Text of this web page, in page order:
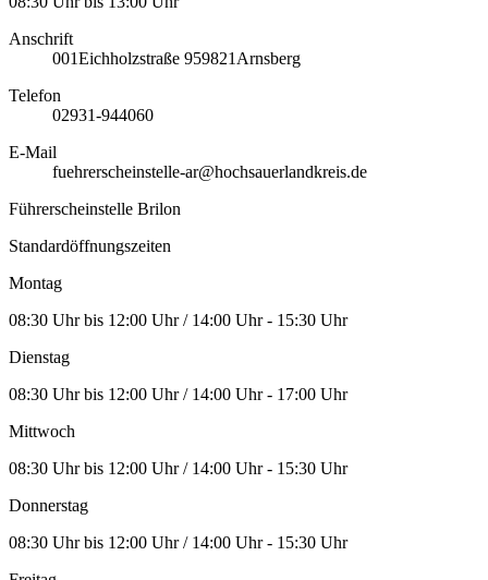
Anschrift
001Eichholzstraße 959821 Arnsberg
Telefon
02931-944060
E-Mail
fuehrerscheinstelle-ar@hochsauerlandkreis.de
Führerscheinstelle Brilon
Standardöffnungszeiten
Montag
08:30 Uhr bis 12:00 Uhr / 14:00 Uhr - 15:30 Uhr
Dienstag
08:30 Uhr bis 12:00 Uhr / 14:00 Uhr - 17:00 Uhr
Mittwoch
08:30 Uhr bis 12:00 Uhr / 14:00 Uhr - 15:30 Uhr
Donnerstag
08:30 Uhr bis 12:00 Uhr / 14:00 Uhr - 15:30 Uhr